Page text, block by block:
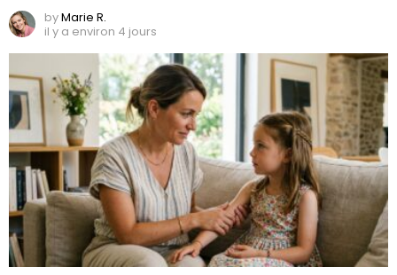
byMarie R.
il y a environ 4 jours